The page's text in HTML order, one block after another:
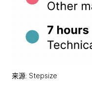
来源: Stepsize